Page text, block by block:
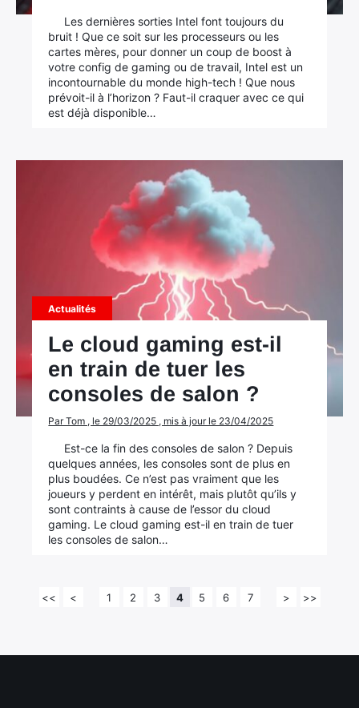
Les dernières sorties Intel font toujours du
bruit ! Que ce soit sur les processeurs ou les
cartes mères, pour donner un coup de boost à
votre config de gaming ou de travail, Intel est un
incontournable du monde high-tech ! Que nous
prévoit-il à l’horizon ? Faut-il craquer avec ce qui
est déjà disponible…
Actualités
Le cloud gaming est-il
en train de tuer les
consoles de salon ?
Par Tom , le 29/03/2025 , mis à jour le 23/04/2025
Est-ce la fin des consoles de salon ? Depuis
quelques années, les consoles sont de plus en
plus boudées. Ce n’est pas vraiment que les
joueurs y perdent en intérêt, mais plutôt qu’ils y
sont contraints à cause de l’essor du cloud
gaming. Le cloud gaming est-il en train de tuer
les consoles de salon…
<< < 1 2 3 4 5 6 7 > >>